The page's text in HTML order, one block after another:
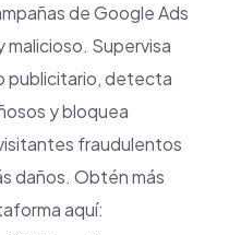
de Google Ads
Supervisa
publicitario, detecta
y bloquea
fraudulentos
daños. Obtén más
aquí: